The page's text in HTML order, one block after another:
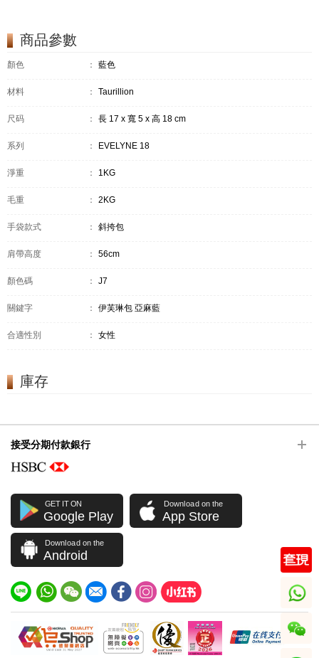
商品參數
顏色 ： 藍色
材料 ： Taurillion
尺码 ： 長 17 x 寬 5 x 高 18 cm
系列 ： EVELYNE 18
淨重 ： 1KG
毛重 ： 2KG
手袋款式 ： 斜挎包
肩帶高度 ： 56cm
顏色碼 ： J7
關鍵字 ： 伊芙琳包 亞麻藍
合適性別 ： 女性
庫存
接受分期付款銀行
GET IT ON
Google Play
Download on the
App Store
Download on the
Android
whatsapp